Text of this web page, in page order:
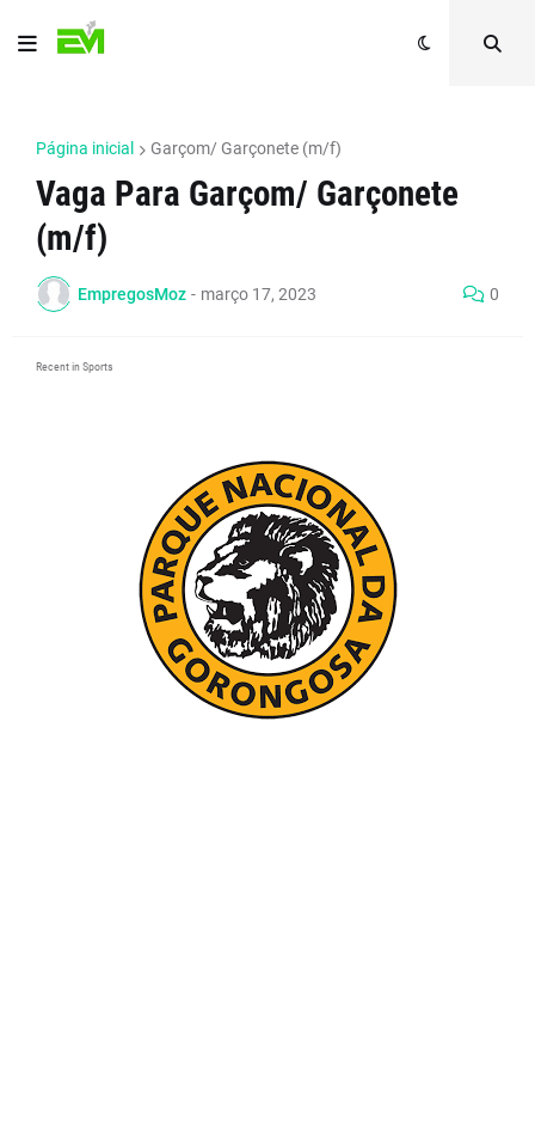
Página inicial Garçom/ Garçonete (m/f)
Vaga Para Garçom/ Garçonete
(m/f)
EmpregosMoz - março 17, 2023 0
Recent in Sports